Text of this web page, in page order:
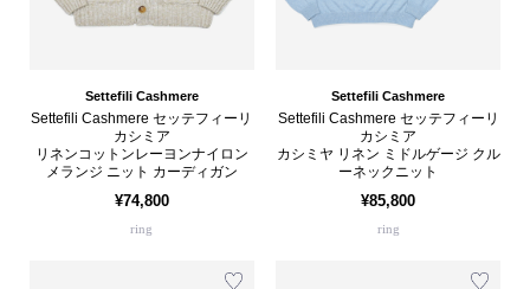
Settefili Cashmere
Settefili Cashmere セッテフィーリ
カシミア
リネンコットンレーヨンナイロン
メランジ ニット カーディガン
¥74,800
ring
Settefili Cashmere
Settefili Cashmere セッテフィーリ
カシミア
カシミヤ リネン ミドルゲージ クル
ーネックニット
¥85,800
ring